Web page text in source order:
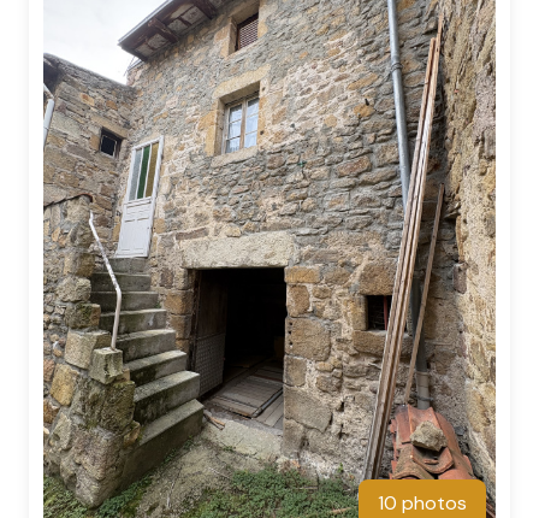
10 photos